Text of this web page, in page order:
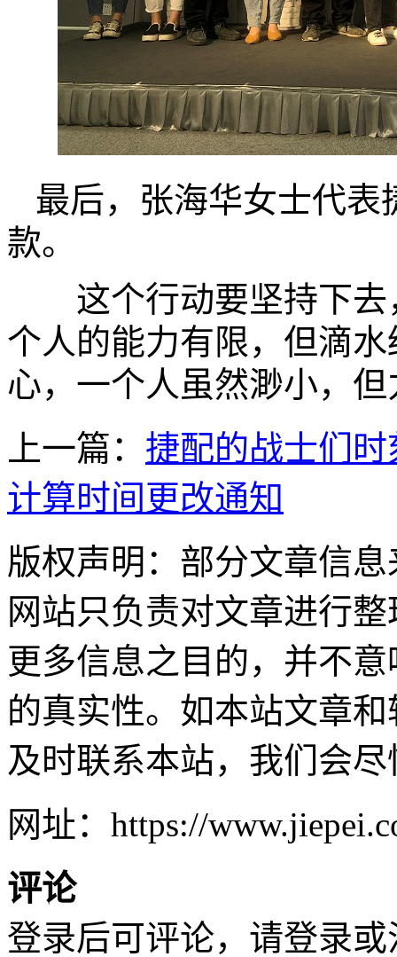
最后，张海华女士代表
款。
这个行动要坚持下去
个人的能力有限，但滴
心，一个人虽然渺小，
上一篇： 捷配的战士们
计算时间更改通知
版权声明：部分文章信
网站只负责对文章进行
更多信息之目的，并不
的真实性。如本站文章
及时联系本站，我们会
网址：https://
评论
登录后可评论，请登录或